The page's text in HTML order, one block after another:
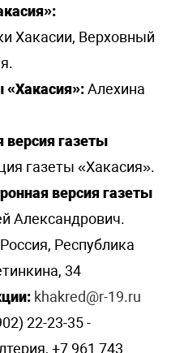
Хакасии, Верховный
«Хакасия»:Алехина
версия газеты
газеты «Хакасия».
версия газеты
Александрович.
Республика
34
khakred@r-19.ru
22-23-35 -
+7 961 743